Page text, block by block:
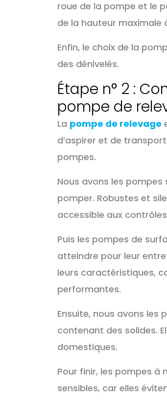
roue de la pompe et le
de la hauteur maximale
Enfin, le choix de la
des dénivelés.
Étape n° 2 :
pompe de
La pompe de relevage
d’aspirer et de
pompes.
Nous avons les
pomper. Robustes et
accessible aux
Puis les pompes de
atteindre pour leur
leurs caractéristiques,
performantes.
Ensuite, nous avons les
contenant des solides.
domestiques.
Pour finir, les pompes à
sensibles, car elles